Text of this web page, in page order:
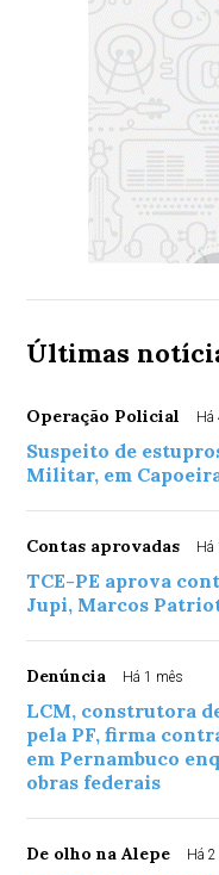
Últimas
Operação Policial Há
Suspeito de
Militar, em
Contas aprovadas Há
TCE-PE aprova
Jupi, Marcos
Denúncia Há 1 mês
LCM, construtora
pela PF, firma
em Pernambuco
obras federais
De olho na Alepe Há